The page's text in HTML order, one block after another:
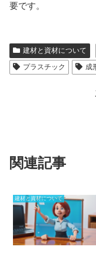
要です。
建材と資材について
プラスチック
成
関連記事
建材と資材について